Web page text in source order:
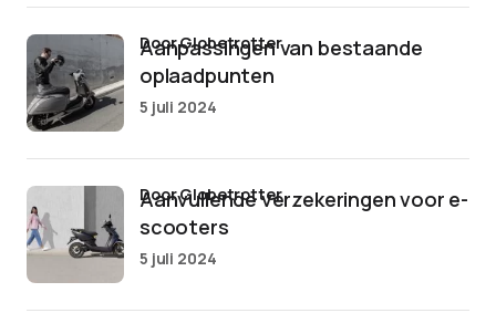
Aanpassingen van bestaande
oplaadpunten
door Globetrotter
5 juli 2024
Aanvullende verzekeringen voor e-
scooters
door Globetrotter
5 juli 2024